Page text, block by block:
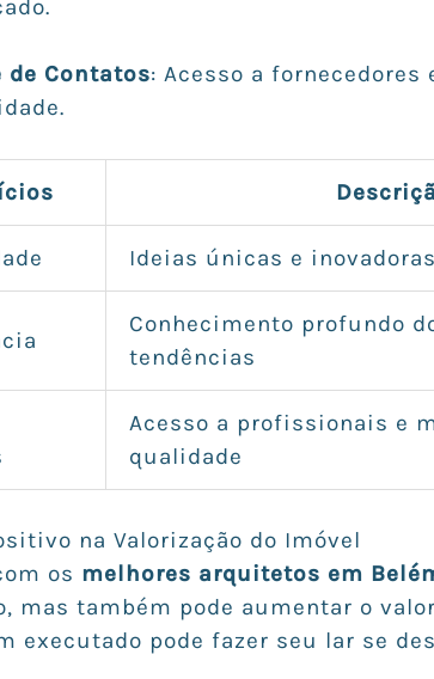
de Contatos: Acesso a
Ideias únicas e
Conhecimento profundo
tendências
Acesso a profissionais e
qualidade
na Valorização do Imóvel
os melhores arquitetos em
mas também pode aumentar o
executado pode fazer seu lar se